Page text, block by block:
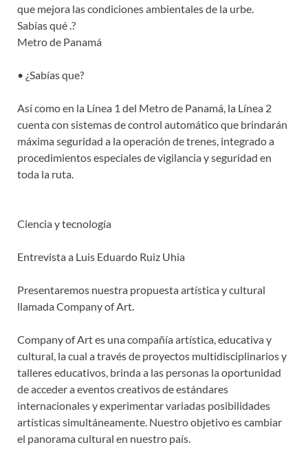
que mejora las condiciones ambientales de la urbe.
Sabías qué .?
Metro de Panamá
• ¿Sabías que?
Así como en la Línea 1 del Metro de Panamá, la Línea 2
cuenta con sistemas de control automático que brindarán
máxima seguridad a la operación de trenes, integrado a
procedimientos especiales de vigilancia y seguridad en
toda la ruta.
Ciencia y tecnología
Entrevista a Luis Eduardo Ruiz Uhia
Presentaremos nuestra propuesta artística y cultural
llamada Company of Art.
Company of Art es una compañía artística, educativa y
cultural, la cual a través de proyectos multidisciplinarios y
talleres educativos, brinda a las personas la oportunidad
de acceder a eventos creativos de estándares
internacionales y experimentar variadas posibilidades
artísticas simultáneamente. Nuestro objetivo es cambiar
el panorama cultural en nuestro país.